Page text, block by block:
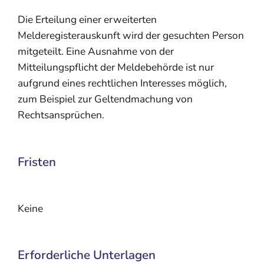
Die Erteilung einer erweiterten
Melderegisterauskunft wird der gesuchten Person
mitgeteilt. Eine Ausnahme von der
Mitteilungspflicht der Meldebehörde ist nur
aufgrund eines rechtlichen Interesses möglich,
zum Beispiel zur Geltendmachung von
Rechtsansprüchen.
Fristen
Keine
Erforderliche Unterlagen